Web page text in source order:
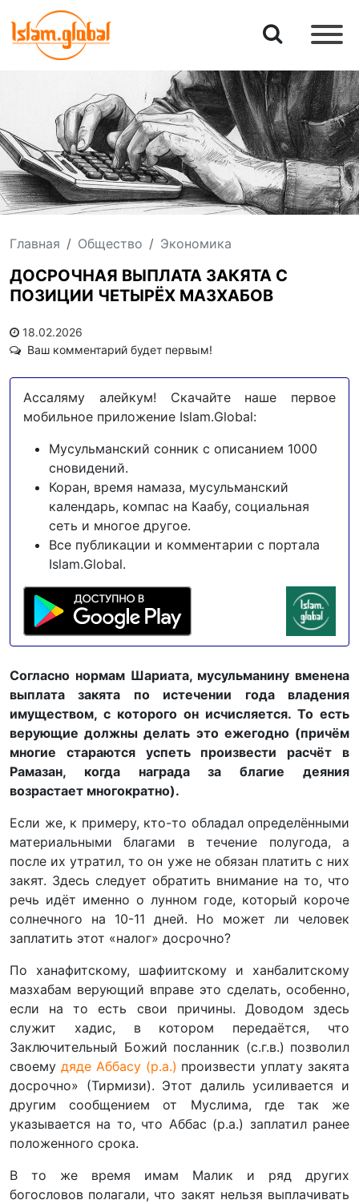
Главная Общество Экономика
ДОСРОЧНАЯ ВЫПЛАТА ЗАКЯТА С
ПОЗИЦИИ ЧЕТЫРЁХ МАЗХАБОВ
18.02.2026
Ваш комментарий будет первым!
Ассаляму алейкум! Скачайте наше первое
мобильное приложение Islam.Global:
Мусульманский сонник с описанием 1000
сновидений.
Коран, время намаза, мусульманский
календарь, компас на Каабу, социальная
сеть и многое другое.
Все публикации и комментарии с портала
Islam.Global.
Согласно нормам Шариата, мусульманину вменена
выплата закята по истечении года владения
имуществом, с которого он исчисляется. То есть
верующие должны делать это ежегодно (причём
многие стараются успеть произвести расчёт в
Рамазан, когда награда за благие деяния
возрастает многократно).
Если же, к примеру, кто-то обладал определёнными
материальными благами в течение полугода, а
после их утратил, то он уже не обязан платить с них
закят. Здесь следует обратить внимание на то, что
речь идёт именно о лунном годе, который короче
солнечного на 10-11 дней. Но может ли человек
заплатить этот «налог» досрочно?
По ханафитскому, шафиитскому и ханбалитскому
мазхабам верующий вправе это сделать, особенно,
если на то есть свои причины. Доводом здесь
служит хадис, в котором передаётся, что
Заключительный Божий посланник (с.г.в.) позволил
своему дяде Аббасу (р.а.) произвести уплату закята
досрочно» (Тирмизи). Этот далиль усиливается и
другим сообщением от Муслима, где так же
указывается на то, что Аббас (р.а.) заплатил ранее
положенного срока.
В то же время имам Малик и ряд других
богословов полагали, что закят нельзя выплачивать